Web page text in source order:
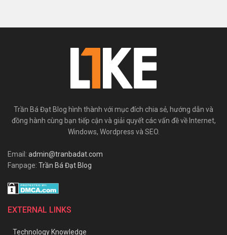
Trần Bá Đạt Blog hình thành với mục đích chia sẻ, hướng dẫn và
đồng hành cùng bạn tiếp cận và giải quyết các vấn đề về Internet,
Windows, Wordpress và SEO.
Email: admin@tranbadat.com
Fanpage: Trần Bá Đạt Blog
EXTERNAL LINKS
Technology Knowledge